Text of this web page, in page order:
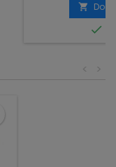


>
<